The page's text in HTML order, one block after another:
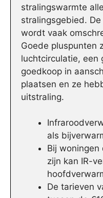
stralingswarmte
stralingsgebied.
wordt vaak
Goede pluspunten
luchtcirculatie, een
goedkoop in
plaatsen en ze
uitstraling.
als
Bij
zijn kan IR-
De tarieven